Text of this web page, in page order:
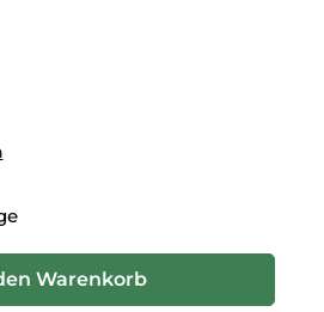
Wert ein oder benutze die
Warenkorb